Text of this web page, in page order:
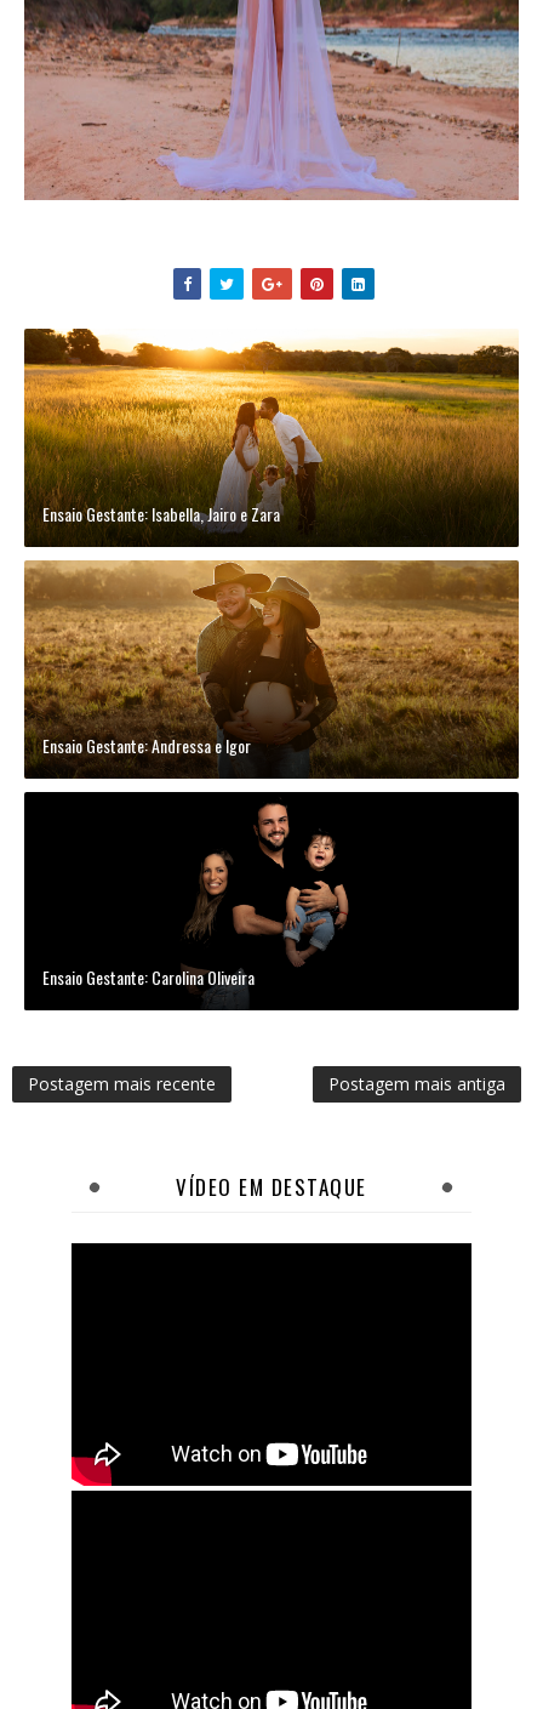
Ensaio Gestante: Isabella, Jairo e Zara
Ensaio Gestante: Andressa e Igor
Ensaio Gestante: Carolina Oliveira
Postagem mais recente Postagem mais antiga
VÍDEO EM DESTAQUE